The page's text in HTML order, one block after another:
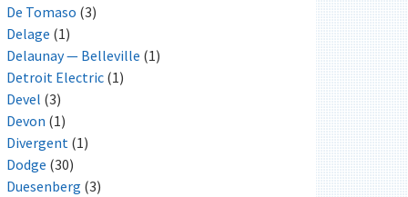
De Tomaso (3)
Delage (1)
Delaunay — Belleville (1)
Detroit Electric(1)
Devel (3)
Devon (1)
Divergent (1)
Dodge (30)
Duesenberg (3)